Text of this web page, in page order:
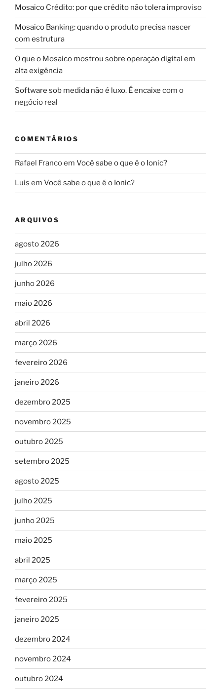
Mosaico Crédito: por que crédito não tolera improviso
Mosaico Banking: quando o produto precisa nascer
com estrutura
O que o Mosaico mostrou sobre operação digital em
alta exigência
Software sob medida não é luxo. É encaixe com o
negócio real
COMENTÁRIOS
Rafael Francoem Você sabe o que é o Ionic?
Luis em Você sabe o que é o Ionic?
ARQUIVOS
agosto 2026
julho 2026
junho 2026
maio 2026
abril 2026
março 2026
fevereiro 2026
janeiro 2026
dezembro 2025
novembro 2025
outubro 2025
setembro 2025
agosto 2025
julho 2025
junho 2025
maio 2025
abril 2025
março 2025
fevereiro 2025
janeiro 2025
dezembro 2024
novembro 2024
outubro 2024